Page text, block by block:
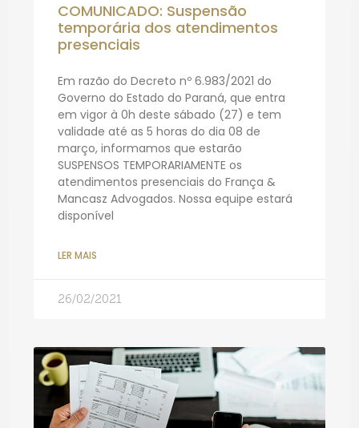
COMUNICADO: Suspensão
temporária dos atendimentos
presenciais
Em razão do Decreto nº 6.983/2021 do
Governo do Estado do Paraná, que entra
em vigor à 0h deste sábado (27) e tem
validade até as 5 horas do dia 08 de
março, informamos que estarão
SUSPENSOS TEMPORARIAMENTE os
atendimentos presenciais do França &
Mancasz Advogados. Nossa equipe estará
disponível
LER MAIS
26/02/2021